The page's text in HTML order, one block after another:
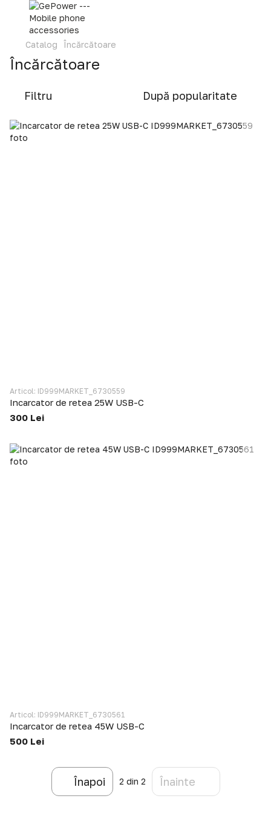
Catalog Încărcătoare
Încărcătoare
Filtru După popularitate
Articol: ID999MARKET_6730559
Incarcator de retea 25W USB-C
300 Lei
Articol: ID999MARKET_6730561
Incarcator de retea 45W USB-C
500 Lei
Înapoi 2 din 2 Înainte